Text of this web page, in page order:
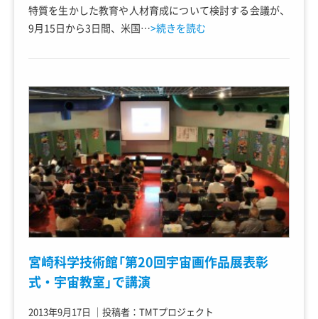
特質を生かした教育や人材育成について検討する会議が、
9月15日から3日間、米国…>続きを読む
宮崎科学技術館「第20回宇宙画作品展表彰
式・宇宙教室」で講演
2013年9月17日 ｜ 投稿者：TMTプロジェクト